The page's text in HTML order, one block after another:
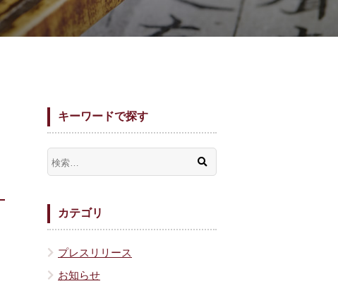
キーワードで探す
カテゴリ
プレスリリース
お知らせ